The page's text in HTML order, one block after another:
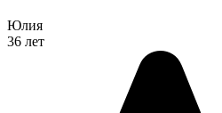
Юлия
36 лет